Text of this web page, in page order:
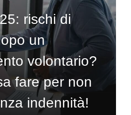
rischi di
un
volontario?
fare per non
indennità!